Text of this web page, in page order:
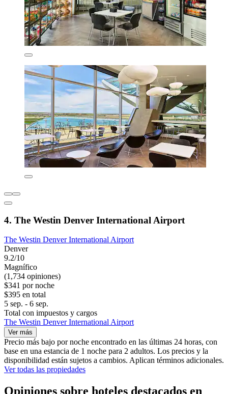
4. The Westin Denver International Airport
The Westin Denver International Airport
Denver
9.2/10
Magnífico
(1,734 opiniones)
$341 por noche
$395 en total
5 sep. - 6 sep.
Total con impuestos y cargos
The Westin Denver International Airport
Ver más
Precio más bajo por noche encontrado en las últimas 24 horas, con
base en una estancia de 1 noche para 2 adultos. Los precios y la
disponibilidad están sujetos a cambios. Aplican términos adicionales.
Ver todas las propiedades
Opiniones sobre hoteles destacados en